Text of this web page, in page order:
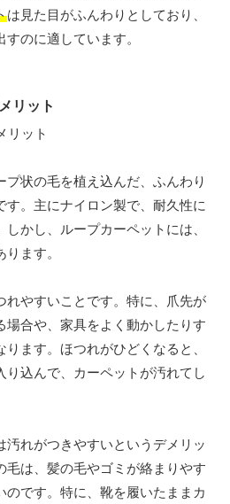
は見た目がふんわりとしており、
のに適しています。
リット
プ状の毛を植え込んだ、ふんわり
す。主にナイロン製で、耐久性に
かし、ループカーペットには、
ります。
れやすいことです。特に、爪先が
場合や、家具をよく動かしたりす
ます。ほつれがひどくなると、
り込んで、カーペットが汚れてし
汚れがつきやすいというデメリッ
毛は、髪の毛やゴミが絡まりやす
のです。特に、靴を履いたままカ